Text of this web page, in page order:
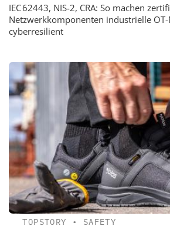
IEC 62443, NIS-2, CRA: So machen
Netzwerkkomponenten industrielle
cyberresilient
TOPSTORY • SAFETY